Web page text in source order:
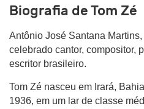
Biografia de Tom Zé
Antônio José Santana Martins,
celebrado cantor, compositor,
escritor brasileiro.
Tom Zé nasceu em Irará,
1936, em um lar de classe